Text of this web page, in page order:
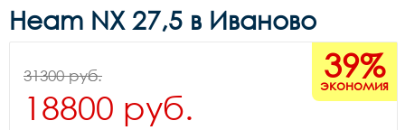
Heam NX 27,5 в Иваново
39%
экономия
31300 руб.
18800 руб.